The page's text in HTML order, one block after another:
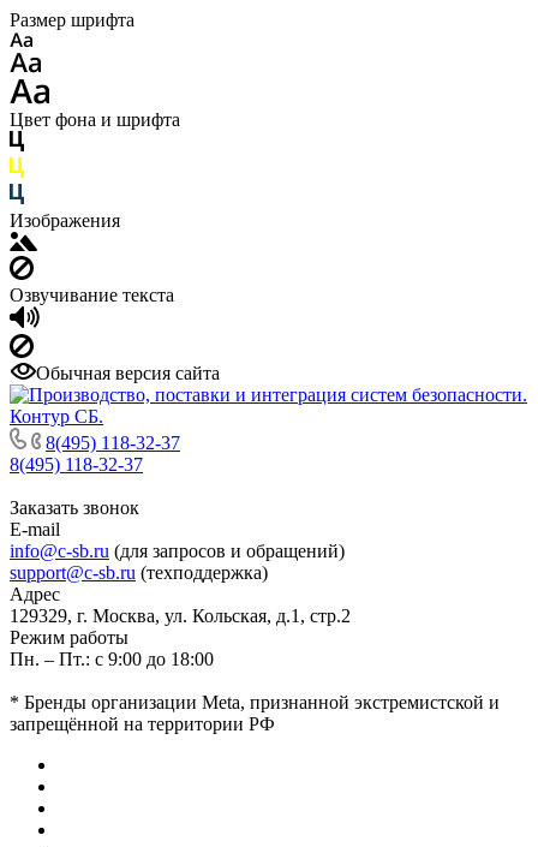
Размер шрифта
Цвет фона и шрифта
Изображения
Озвучивание текста
Обычная версия сайта
8(495) 118-32-37
8(495) 118-32-37
Заказать звонок
E-mail
info@c-sb.ru (для запросов и обращений)
support@c-sb.ru (техподдержка)
Адрес
129329, г. Москва, ул. Кольская, д.1, стр.2
Режим работы
Пн. – Пт.: с 9:00 до 18:00
* Бренды организации Meta, признанной экстремистской и
запрещённой на территории РФ